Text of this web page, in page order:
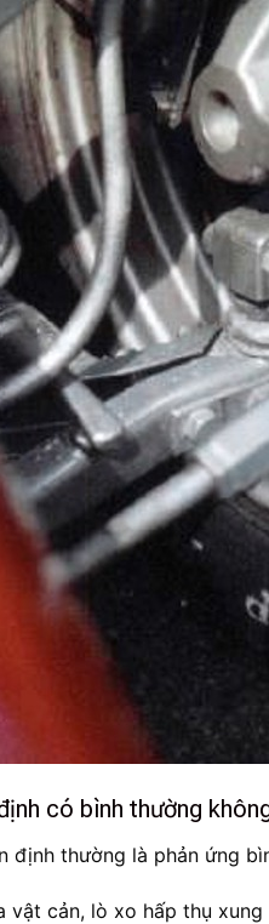
có bình thường
định thường là phản ứng
vật cản, lò xo hấp thụ